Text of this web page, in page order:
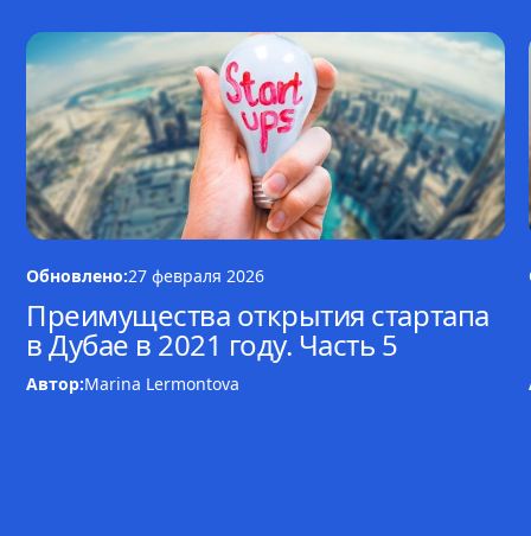
Обновлено:27 февраля 2026
Преимущества открытия стартапа
в Дубае в 2021 году. Часть 5
Автор:Marina Lermontova